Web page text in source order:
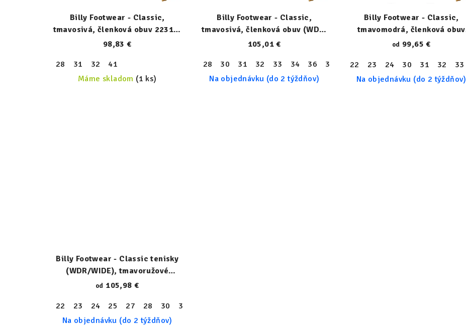
Billy Footwear - Classic,
tmavosivá, členková obuv 22317-
030-normal
98,83 €
28
31 32
41
Máme skladom (1 ks)
Billy Footwear - Classic,
tmavosivá, členková obuv (WDR)
22317-030-W
105,01 €
28
30 31 32 33 34 36 37 38
40
Na objednávku (do 2 týždňov)
Billy Footwear - Classic,
tmavomodrá, členková obuv
(XDR) 23153-410-XW
od 99,65 €
22 23 24 30 31 32 33
Na objednávku (do 2 týždňov)
Billy Footwear - Classic tenisky
(WDR/WIDE), tmavoružové
pestré, 23153-009-W
od 105,98 €
22 23 24 25 27 28 30 31
Na objednávku (do 2 týždňov)